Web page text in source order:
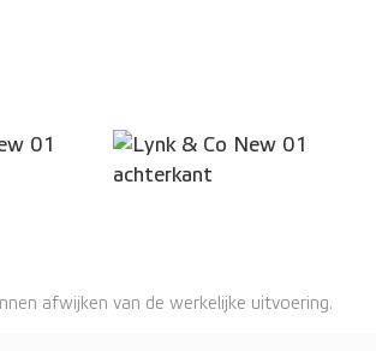
afwijken van de werkelijke uitvoering.